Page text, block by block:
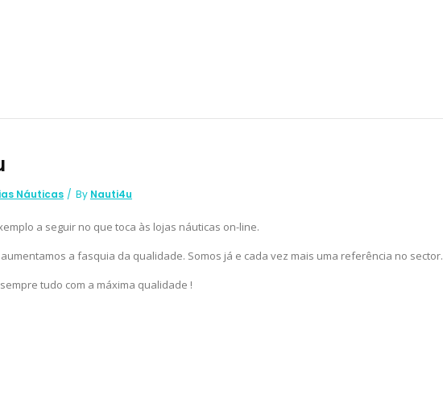
Náuticas By Nauti4u
a seguir no que toca às lojas náuticas on-line.
a fasquia da qualidade. Somos já e cada vez mais uma referência no sector.
tudo com a máxima qualidade !